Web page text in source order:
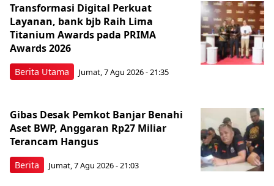
Berita Utama
Transformasi Digital Perkuat
Layanan, bank bjb Raih Lima
Titanium Awards pada PRIMA
Awards 2026
Jumat, 7 Agu 2026 - 21:35
Berita
Gibas Desak Pemkot Banjar Benahi
Aset BWP, Anggaran Rp27 Miliar
Terancam Hangus
Jumat, 7 Agu 2026 - 21:03